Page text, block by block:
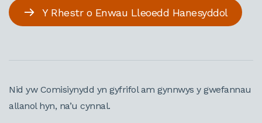
Y Rhestr o Enwau Lleoedd Hanesyddol
Nid yw Comisiynydd yn gyfrifol am gynnwys y gwefannau
allanol hyn, na’u cynnal.